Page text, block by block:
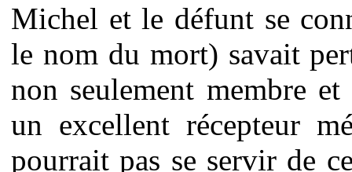
Michel et le défunt se
le nom du mort) savait
non seulement membre
un excellent récepteur
pourrait pas se servir de